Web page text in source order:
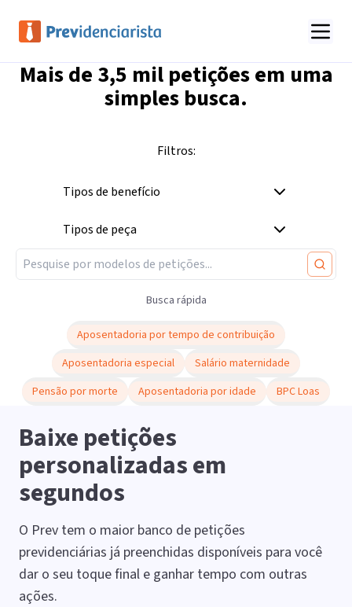
Mais de 3,5 milpetições em uma
simples busca.
Filtros:
Tipos de benefício
Tipos de peça
Busca rápida
Aposentadoria por tempo de contribuição
Aposentadoria especial
Salário maternidade
Pensão por morte
Aposentadoria por idade BPC Loas
Baixe petições
personalizadas em
segundos
O Prev tem o maior banco de petições
previdenciárias já preenchidas disponíveis para você
dar o seu toque final e ganhar tempo com outras
ações.